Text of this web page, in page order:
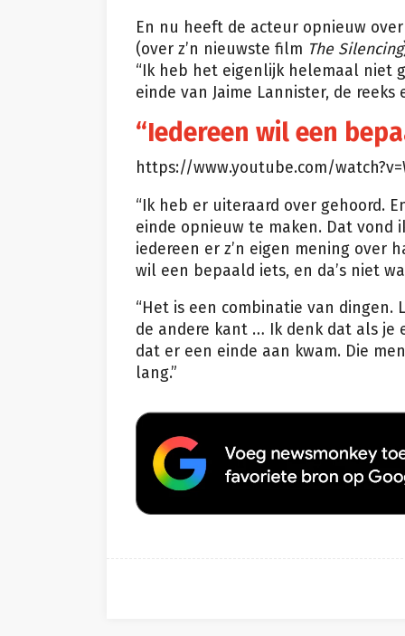
En nu heeft de acteur opnieuw
(over z’n nieuwste film The Silencing
“Ik heb het eigenlijk helemaal niet
einde van Jaime Lannister, de
“Iedereen wil een
https://www.youtube.com/
“Ik heb er uiteraard over gehoord.
einde opnieuw te maken. Dat vond
iedereen er z’n eigen mening over
wil een bepaald iets, en da’s niet
“Het is een combinatie van dingen.
de andere kant … Ik denk dat als je
dat er een einde aan kwam. Die
lang.”